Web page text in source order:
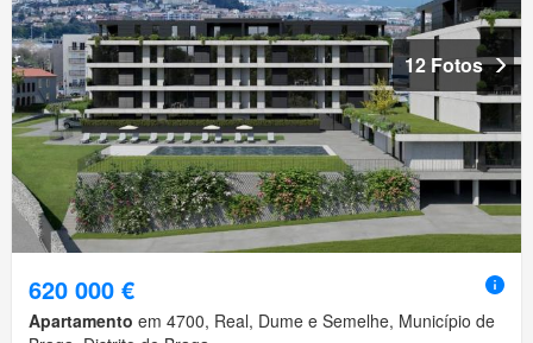
12 Fotos
620 000 €
Apartamento em 4700, Real, Dume e Semelhe, Município de